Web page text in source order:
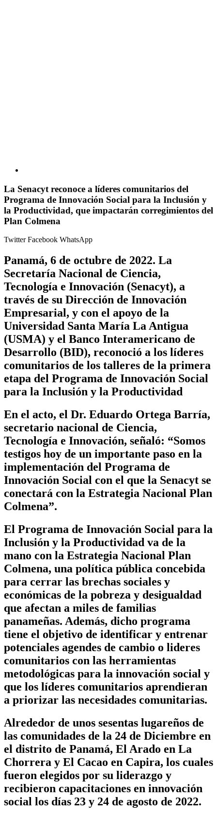
La Senacyt reconoce a líderes comunitarios del
Programa de Innovación Social para la Inclusión y
la Productividad, que impactarán corregimientos del
Plan Colmena
TwitterFacebook WhatsApp
Panamá, 6 de octubre de 2022. La
Secretaría Nacional de Ciencia,
Tecnología e Innovación (Senacyt), a
través de su Dirección de Innovación
Empresarial, y con el apoyo de la
Universidad Santa María La Antigua
(USMA) y el Banco Interamericano de
Desarrollo (BID), reconoció a los líderes
comunitarios de los talleres de la primera
etapa del Programa de Innovación Social
para la Inclusión y la Productividad
En el acto, el Dr. Eduardo Ortega Barría,
secretario nacional de Ciencia,
Tecnología e Innovación, señaló: “Somos
testigos hoy de un importante paso en la
implementación del Programa de
Innovación Social con el que la Senacyt se
conectará con la Estrategia Nacional Plan
Colmena”.
El Programa de Innovación Social para la
Inclusión y la Productividad va de la
mano con la Estrategia Nacional Plan
Colmena, una política pública concebida
para cerrar las brechas sociales y
económicas de la pobreza y desigualdad
que afectan a miles de familias
panameñas. Además, dicho programa
tiene el objetivo de identificar y entrenar
potenciales agendes de cambio o lideres
comunitarios con las herramientas
metodológicas para la innovación social y
que los líderes comunitarios aprendieran
a priorizar las necesidades comunitarias.
Alrededor de unos sesentas lugareños de
las comunidades de la 24 de Diciembre en
el distrito de Panamá, El Arado en La
Chorrera y El Cacao en Capira, los cuales
fueron elegidos por su liderazgo y
recibieron capacitaciones en innovación
social los días 23 y 24 de agosto de 2022.